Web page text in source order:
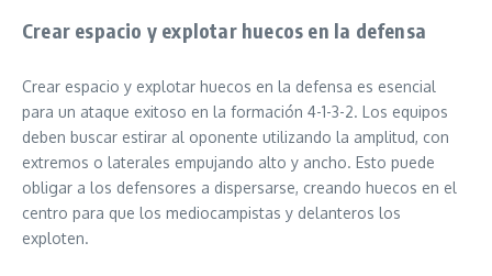
Crear espacio y explotar huecos en la defensa
Crear espacio y explotar huecos en la defensa es esencial
para un ataque exitoso en la formación 4-1-3-2. Los equipos
deben buscar estirar al oponente utilizando la amplitud, con
extremos o laterales empujando alto y ancho. Esto puede
obligar a los defensores a dispersarse, creando huecos en el
centro para que los mediocampistas y delanteros los
exploten.